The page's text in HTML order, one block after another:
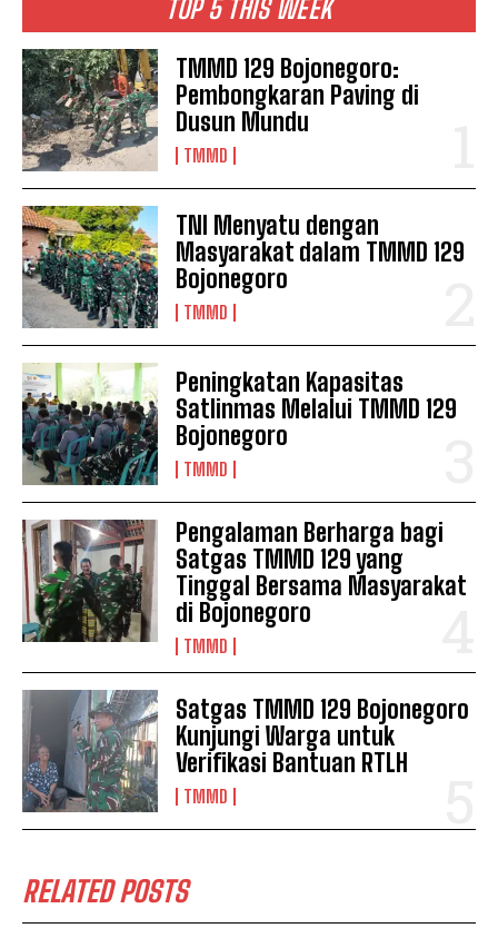
TOP 5 THIS WEEK
TMMD 129 Bojonegoro:
Pembongkaran Paving di
Dusun Mundu
TMMD
TNI Menyatu dengan
Masyarakat dalam TMMD 129
Bojonegoro
TMMD
Peningkatan Kapasitas
Satlinmas Melalui TMMD 129
Bojonegoro
TMMD
Pengalaman Berharga bagi
Satgas TMMD 129 yang
Tinggal Bersama Masyarakat
di Bojonegoro
TMMD
Satgas TMMD 129 Bojonegoro
Kunjungi Warga untuk
Verifikasi Bantuan RTLH
TMMD
RELATED POSTS